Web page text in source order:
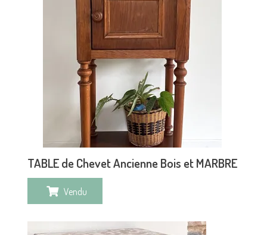
TABLE de Chevet Ancienne Bois et MARBRE
Vendu